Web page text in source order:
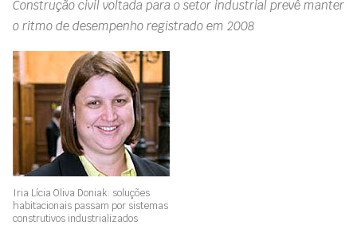
Construção civil voltada para o setor industrial prevê manter
o ritmo de desempenho registrado em 2008
Iria Lícia Oliva Doniak: soluções
habitacionais passam por sistemas
construtivos industrializados